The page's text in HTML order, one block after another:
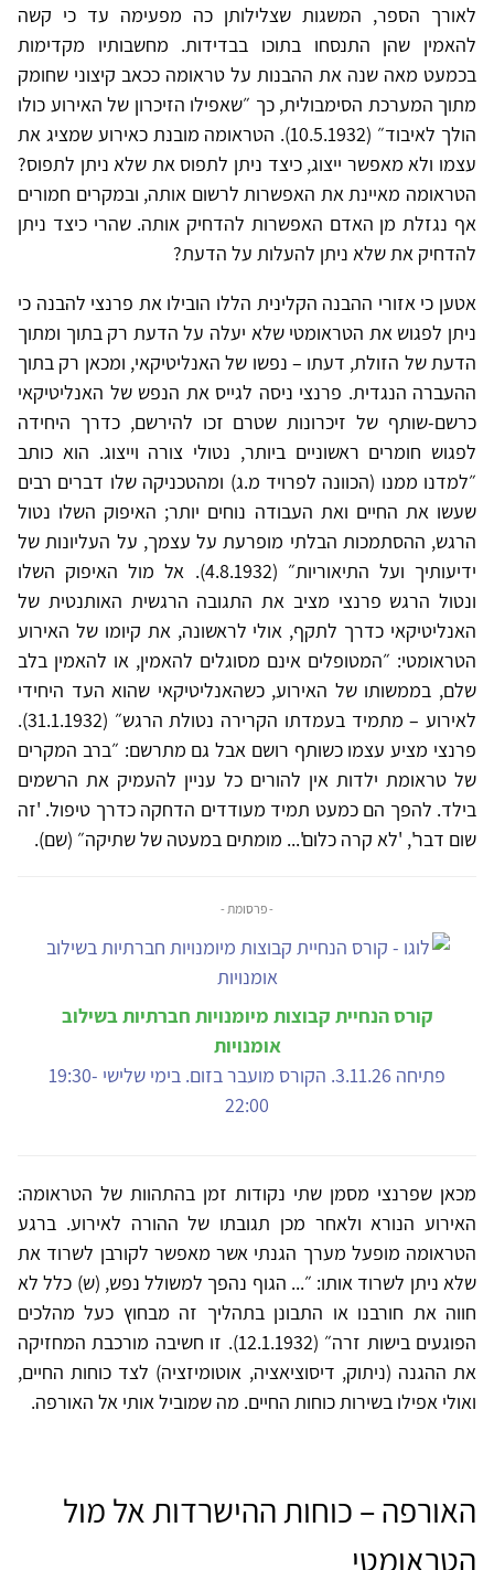
לאורך הספר, המשגות שצלילותן כה מפעימה עד כי קשה
להאמין שהן התנסחו בתוכו בבדידות. מחשבותיו מקדימות
בכמעט מאה שנה את ההבנות על טראומה ככאב קיצוני שחומק
מתוך המערכת הסימבולית, כך ״שאפילו הזיכרון של האירוע כולו
הולך לאיבוד״ (10.5.1932). הטראומה מובנת כאירוע שמציג את
עצמו ולא מאפשר ייצוג, כיצד ניתן לתפוס את שלא ניתן לתפוס?
הטראומה מאיינת את האפשרות לרשום אותה, ובמקרים חמורים
אף נגזלת מן האדם האפשרות להדחיק אותה. שהרי כיצד ניתן
להדחיק את שלא ניתן להעלות על הדעת?
אטען כי אזורי ההבנה הקלינית הללו הובילו את פרנצי להבנה כי
ניתן לפגוש את הטראומטי שלא יעלה על הדעת רק בתוך ומתוך
הדעת של הזולת, דעתו – נפשו של האנליטיקאי, ומכאן רק בתוך
ההעברה הנגדית. פרנצי ניסה לגייס את הנפש של האנליטיקאי
כרשם-שותף של זיכרונות שטרם זכו להירשם, כדרך היחידה
לפגוש חומרים ראשוניים ביותר, נטולי צורה וייצוג. הוא כותב
״למדנו ממנו (הכוונה לפרויד מ.ג) ומהטכניקה שלו דברים רבים
שעשו את החיים ואת העבודה נוחים יותר; האיפוק השלו נטול
הרגש, ההסתמכות הבלתי מופרעת על עצמך, על העליונות של
ידיעותיך ועל התיאוריות״ (4.8.1932). אל מול האיפוק השלו
ונטול הרגש פרנצי מציב את התגובה הרגשית האותנטית של
האנליטיקאי כדרך לתקף, אולי לראשונה, את קיומו של האירוע
הטראומטי: ״המטופלים אינם מסוגלים להאמין, או להאמין בלב
שלם, בממשותו של האירוע, כשהאנליטיקאי שהוא העד היחידי
לאירוע – מתמיד בעמדתו הקרירה נטולת הרגש״ (31.1.1932).
פרנצי מציע עצמו כשותף רושם אבל גם מתרשם: ״ברב המקרים
של טראומת ילדות אין להורים כל עניין להעמיק את הרשמים
בילד. להפך הם כמעט תמיד מעודדים הדחקה כדרך טיפול. 'זה
שום דבר', 'לא קרה כלום'... מומתים במעטה של שתיקה״ (שם).
- פרסומת -
קורס הנחיית קבוצות מיומנויות חברתיות בשילוב
אומנויות
פתיחה 3.11.26. הקורס מועבר בזום. בימי שלישי 19:30-
22:00
מכאן שפרנצי מסמן שתי נקודות זמן בהתהוות של הטראומה:
האירוע הנורא ולאחר מכן תגובתו של ההורה לאירוע. ברגע
הטראומה מופעל מערך הגנתי אשר מאפשר לקורבן לשרוד את
שלא ניתן לשרוד אותו: ״... הגוף נהפך למשולל נפש, (ש) כלל לא
חווה את חורבנו או התבונן בתהליך זה מבחוץ כעל מהלכים
הפוגעים בישות זרה״ (12.1.1932). זו חשיבה מורכבת המחזיקה
את ההגנה (ניתוק, דיסוציאציה, אוטומיזציה) לצד כוחות החיים,
ואולי אפילו בשירות כוחות החיים. מה שמוביל אותי אל האורפה.
האורפה – כוחות ההישרדות אל מול
הטראומטי